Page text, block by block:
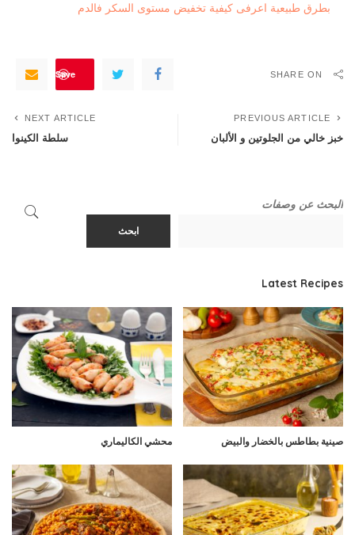
بطرق طبيعية اعرفى كيفية تخفيض مستوى السكر فالدم
SHARE ON
Save
PREVIOUS ARTICLE
خبز خالي من الجلوتين و الألبان
NEXT ARTICLE
سلطة الكينوا
البحث عن وصفات
ابحث
Latest Recipes
صينية بطاطس بالخضار والبيض محشي الكاليماري